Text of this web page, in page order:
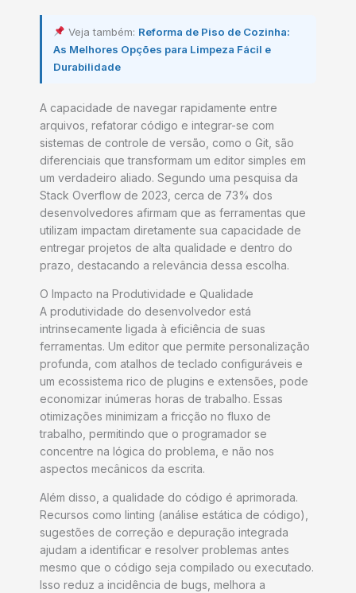
Veja também: Reforma de Piso de Cozinha:
As Melhores Opções para Limpeza Fácil e
Durabilidade
A capacidade de navegar rapidamente entre
arquivos, refatorar código e integrar-se com
sistemas de controle de versão, como o Git, são
diferenciais que transformam um editor simples em
um verdadeiro aliado. Segundo uma pesquisa da
Stack Overflow de 2023, cerca de 73% dos
desenvolvedores afirmam que as ferramentas que
utilizam impactam diretamente sua capacidade de
entregar projetos de alta qualidade e dentro do
prazo, destacando a relevância dessa escolha.
O Impacto na Produtividade e Qualidade
A produtividade do desenvolvedor está
intrinsecamente ligada à eficiência de suas
ferramentas. Um editor que permite personalização
profunda, com atalhos de teclado configuráveis e
um ecossistema rico de plugins e extensões, pode
economizar inúmeras horas de trabalho. Essas
otimizações minimizam a fricção no fluxo de
trabalho, permitindo que o programador se
concentre na lógica do problema, e não nos
aspectos mecânicos da escrita.
Além disso, a qualidade do código é aprimorada.
Recursos como linting (análise estática de código),
sugestões de correção e depuração integrada
ajudam a identificar e resolver problemas antes
mesmo que o código seja compilado ou executado.
Isso reduz a incidência de bugs, melhora a